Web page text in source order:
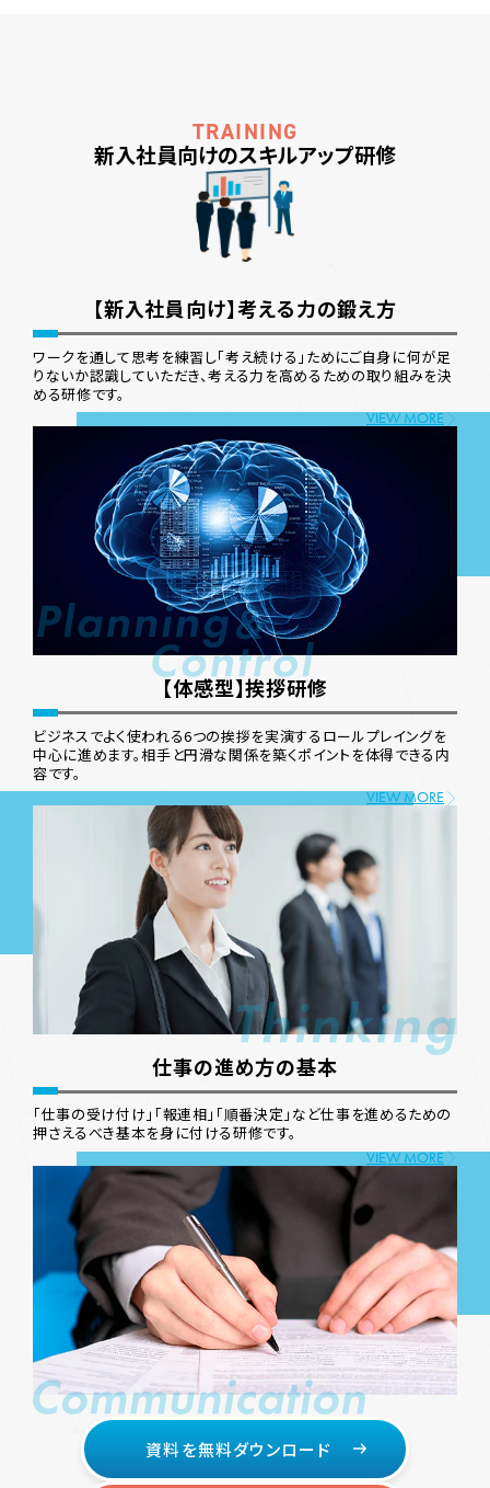
新入社員向けのスキルアップ研修
【新入社員向け】考える力の鍛え方
ワークを通して思考を練習し「考え続ける」ためにご自身に何が足
りないか認識していただき、考える力を高めるための取り組みを決
める研修です。
VIEW MORE
【体感型】挨拶研修
ビジネスでよく使われる6つの挨拶を実演するロールプレイングを
中心に進めます。相手と円滑な関係を築くポイントを体得できる内
容です。
VIEW MORE
仕事の進め方の基本
「仕事の受け付け」「報連相」「順番決定」など仕事を進めるための
押さえるべき基本を身に付ける研修です。
VIEW MORE
資料を無料ダウンロード